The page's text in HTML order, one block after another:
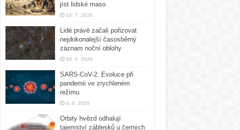
jíst lidské maso
10. 7. 2026
Lidé právě začali pořizovat
nejdokonalejší časosběrný
záznam noční oblohy
30. 6. 2026
SARS-CoV-2: Evoluce při
pandemii ve zrychleném
režimu
4. 6. 2026
Orbity hvězd odhalují
tajemství záblesků u černých